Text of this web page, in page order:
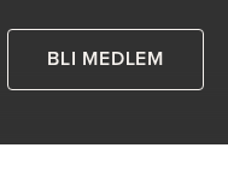
BLI MEDLEM